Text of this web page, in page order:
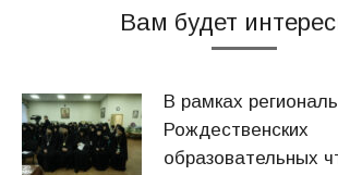
Вам будет
В рамках
Рождественских
образовательных